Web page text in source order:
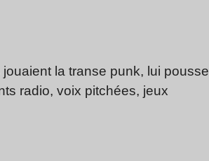
la transe punk, lui pousse
radio, voix pitchées, jeux